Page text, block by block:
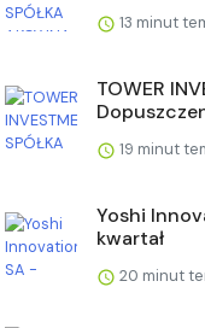
13 minut
TOWER
19 minut
Yoshi
kwartał
20 minut